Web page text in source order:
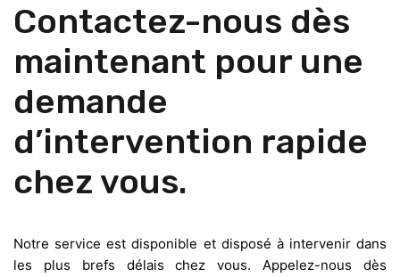
Contactez-nous dès
maintenant pour une
demande
d’intervention rapide
chez vous.
Notre service est disponible et disposé à intervenir dans
les plus brefs délais chez vous. Appelez-nous dès